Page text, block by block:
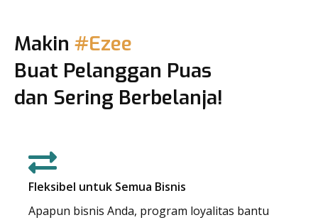
Makin #Ezee
Buat Pelanggan Puas
dan Sering Berbelanja!
Fleksibel untuk Semua Bisnis
Apapun bisnis Anda, program loyalitas bantu